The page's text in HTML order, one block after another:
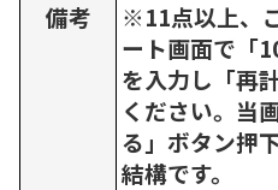
備考
※11点以上、
ート画面で「
を入力し「再
ください。当
る」ボタン押
結構です。